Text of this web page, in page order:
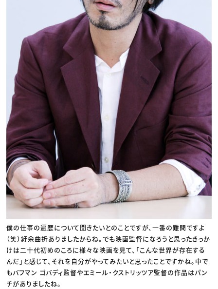
僕の仕事の遍歴について聞きたいとのことですが、一番の難問ですよ
（笑）紆余曲折ありましたからね。でも映画監督になろうと思ったきっか
けは二十代初めのころに様々な映画を見て、「こんな世界が存在する
んだ」と感じて、それを自分がやってみたいと思ったことですかね。中で
もバフマン ゴバディ監督やエミール・クストリッツア監督の作品はパン
チがありましたね。